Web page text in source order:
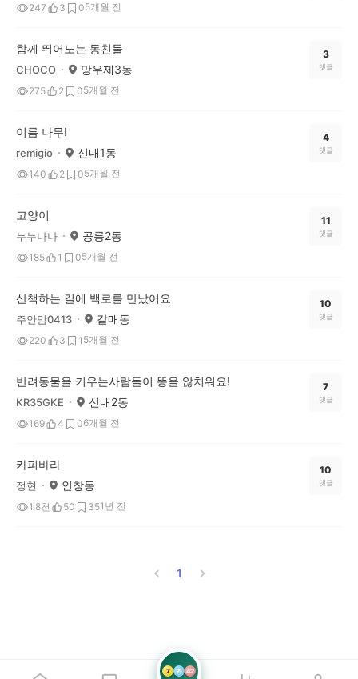
247 3 05개월 전
함께 뛰어노는 동친들
CHOCO 망우제3동
275 2 05개월 전
3
댓글
이름 나무!
remigio 신내1동
140 2 05개월 전
4
댓글
고양이
누누나나 공릉2동
185 1 05개월 전
11
댓글
산책하는 길에 백로를 만났어요
주안맘0413 갈매동
220 3 1 5개월 전
10
댓글
반려동물을 키우는사람들이 똥을 않치워요!
KR35GKE 신내2동
169 4 06개월 전
7
댓글
카피바라
정현 인창동
1.8천 50 351년 전
10
댓글
1
7 21 42